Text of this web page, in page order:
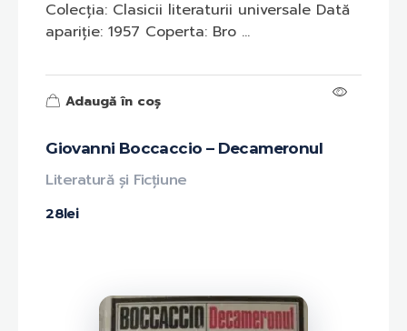
Giovanni Boccaccio – Decameronul
28lei
Literatură și Ficțiune
Colecția: Clasicii literaturii universale Dată
apariție: 1957 Coperta: Bro ...
Adaugă în coș